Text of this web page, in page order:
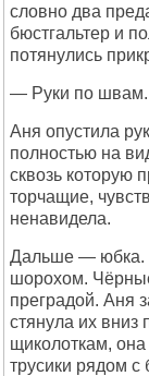
словно два
бюстгальтер и
потянулись
— Руки по швам.
Аня опустила
полностью на
сквозь которую
торчащие,
ненавидела.
Дальше — юбка.
шорохом.
преградой. Аня
стянула их вниз
щиколоткам,
трусики рядом с